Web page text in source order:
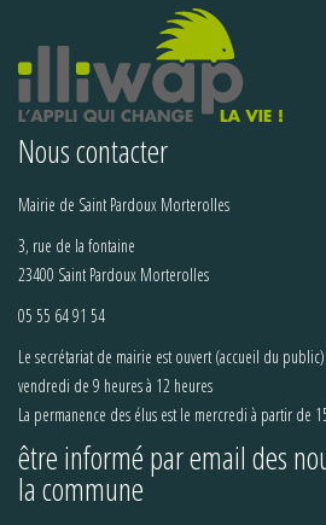
Nous contacter
Mairie de Saint Pardoux Morterolles
3, rue de la fontaine
23400 Saint Pardoux Morterolles
05 55 64 91 54
Le secrétariat de mairie est ouvert (accueil du
vendredi de 9 heures à 12 heures
La permanence des élus est le mercredi à partir de
être informé par email des
la commune